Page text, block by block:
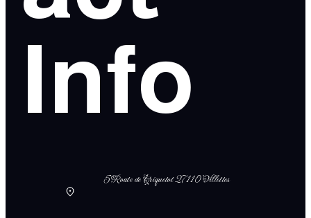
Info
5 Route de Criquetot 27110 Villettes